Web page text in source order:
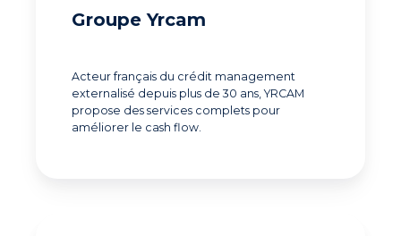
Groupe Yrcam
Acteur français du crédit management
externalisé depuis plus de 30 ans, YRCAM
propose des services complets pour
améliorer le cash flow.